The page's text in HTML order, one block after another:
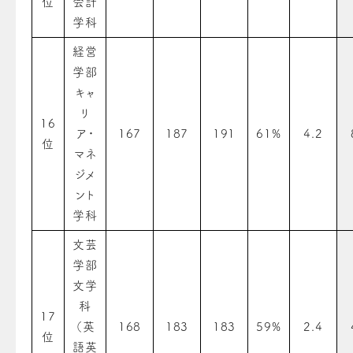
学科
16
位
経営
学部
キャ
リ
ア・
マネ
ジメ
ント
学科
167 187 191 61% 4.2
17
位
文芸
学部
文学
科
（英
語英
168 183 183 59% 2.4